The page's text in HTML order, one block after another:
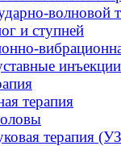
волновой
и ступней
терапия
терапия